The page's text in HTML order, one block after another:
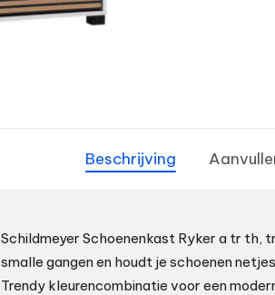
Beschrijving
Schildmeyer Schoenenkast Ryker a tr
smalle gangen en houdt je schoenen
Trendy kleurencombinatie voor een